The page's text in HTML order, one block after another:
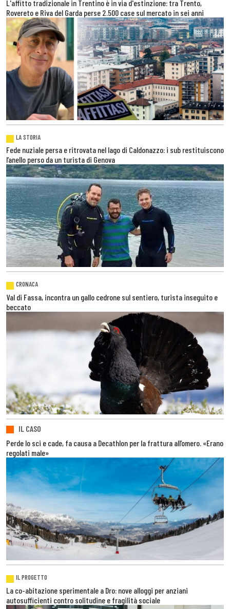
L'affitto tradizionale in Trentino è in via d'estinzione: tra Trento,
Rovereto e Riva del Garda perse 2.500 case sul mercato in sei anni
LA STORIA
Fede nuziale persa e ritrovata nel lago di Caldonazzo: i sub restituiscono
l’anello perso da un turista di Genova
CRONACA
Val di Fassa, incontra un gallo cedrone sul sentiero, turista inseguito e
beccato
IL CASO
Perde lo sci e cade, fa causa a Decathlon per la frattura all’omero. «Erano
regolati male»
IL PROGETTO
La co-abitazione sperimentale a Dro: nove alloggi per anziani
autosufficienti contro solitudine e fragilità sociale